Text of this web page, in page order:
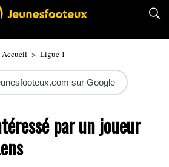
Accueil > Ligue 1
sur Google
par un joueur